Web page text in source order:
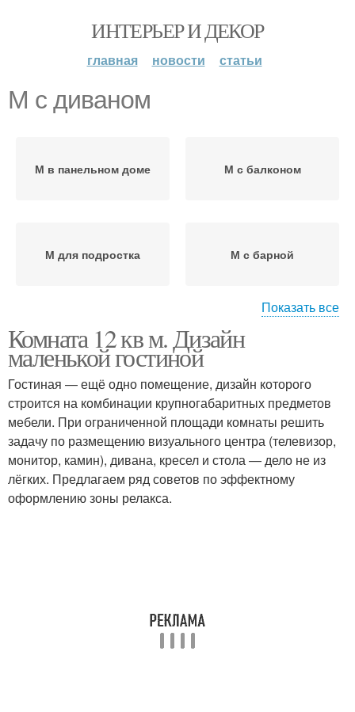
ИНТЕРЬЕР И ДЕКОР
главная новости статьи
М с диваном
М в панельном доме М с балконом
М для подростка М с барной
Отдых с диваном
Показать все
Комната 12 кв м. Дизайн
маленькой гостиной
Гостиная — ещё одно помещение, дизайн которого
строится на комбинации крупногабаритных предметов
мебели. При ограниченной площади комнаты решить
задачу по размещению визуального центра (телевизор,
монитор, камин), дивана, кресел и стола — дело не из
лёгких. Предлагаем ряд советов по эффектному
оформлению зоны релакса.